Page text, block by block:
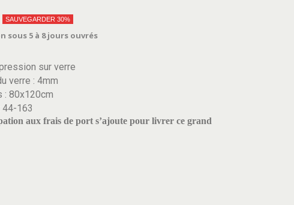
SAUVEGARDER 30%
sous 5 à 8 jours ouvrés
sur verre
verre : 4mm
: 80x120cm
44-163
aux frais de port s’ajoute pour livrer ce grand